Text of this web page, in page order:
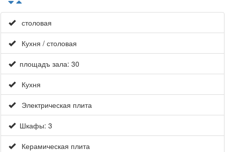
столовая
Кухня / столовая
площадъ зала: 30
Кухня
Электрическая плита
Шкафы: 3
Керамическая плита